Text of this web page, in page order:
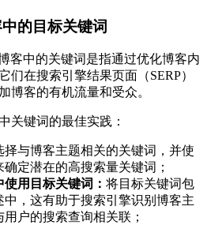
的目标关键词
客中的关键词是指通过优化博客内
们在搜索引擎结果页面（SERP）
博客的有机流量和受众。
关键词的最佳实践：
择与博客主题相关的关键词，并使
定潜在的高搜索量关键词；
用目标关键词： 将目标关键词包
，这有助于搜索引擎识别博客主
户的搜索查询相关联；